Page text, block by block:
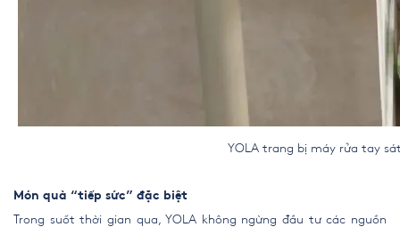
YOLA trang bị máy rửa tay
Món quà “tiếp sức” đặc biệt
Trong suốt thời gian qua, YOLA không ngừng đầu tư các nguồn